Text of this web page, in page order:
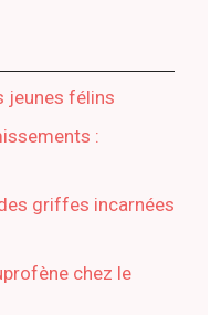
jeunes félins
:
griffes incarnées
chez le